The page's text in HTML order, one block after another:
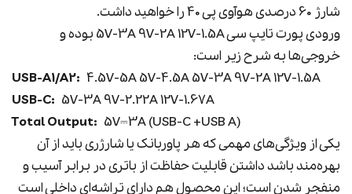
شارژ 60 درصدی هوآوی پی 40 را خواهید داشت.
ورودی پورت تایپ سی 5V-3A 9V-2A 12V-1.5A بوده و
خروجی‌ها به شرح زیر است:
USB-A1/A2: 4.5V-5A 5V-4.5A 5V-3A 9V-2A 12V-1.5A
USB-C: 5V-3A 9V-2.22A 12V-1.67A
Total Output: 5V⎓3A (USB-C +USB A)
یکی از ویژگی‌های مهمی که هر پاوربانک یا شارژری باید از آن
بهره‌مند باشد داشتن قابلیت حفاظت از باتری در برابر آسیب و
منفجر شدن است؛ این محصول هم دارای تراشه‌ای داخلی است